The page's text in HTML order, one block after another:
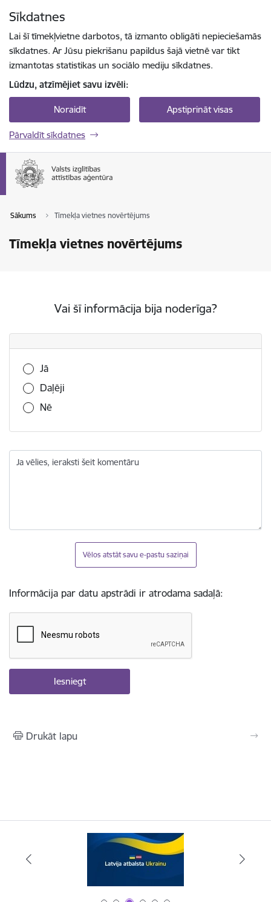
Sīkdatnes
Lai šī tīmekļvietne darbotos, tā izmanto obligāti nepieciešamās
sīkdatnes. Ar Jūsu piekrišanu papildus šajā vietnē var tikt
izmantotas statistikas un sociālo mediju sīkdatnes.
Lūdzu, atzīmējiet savu izvēli:
Noraidīt Apstiprināt visas
Pārvaldīt sīkdatnes
Sākums Tīmekļa vietnes novērtējums
Tīmekļa vietnes novērtējums
Vai šī informācija bija noderīga?
Vai šī informācija bija noderīga?
Jā
Daļēji
Nē
Ja vēlies, ieraksti šeit komentāru
Vēlos atstāt savu e-pastu saziņai
Informācija par datu apstrādi ir atrodama sadaļā:
Drukāt lapu